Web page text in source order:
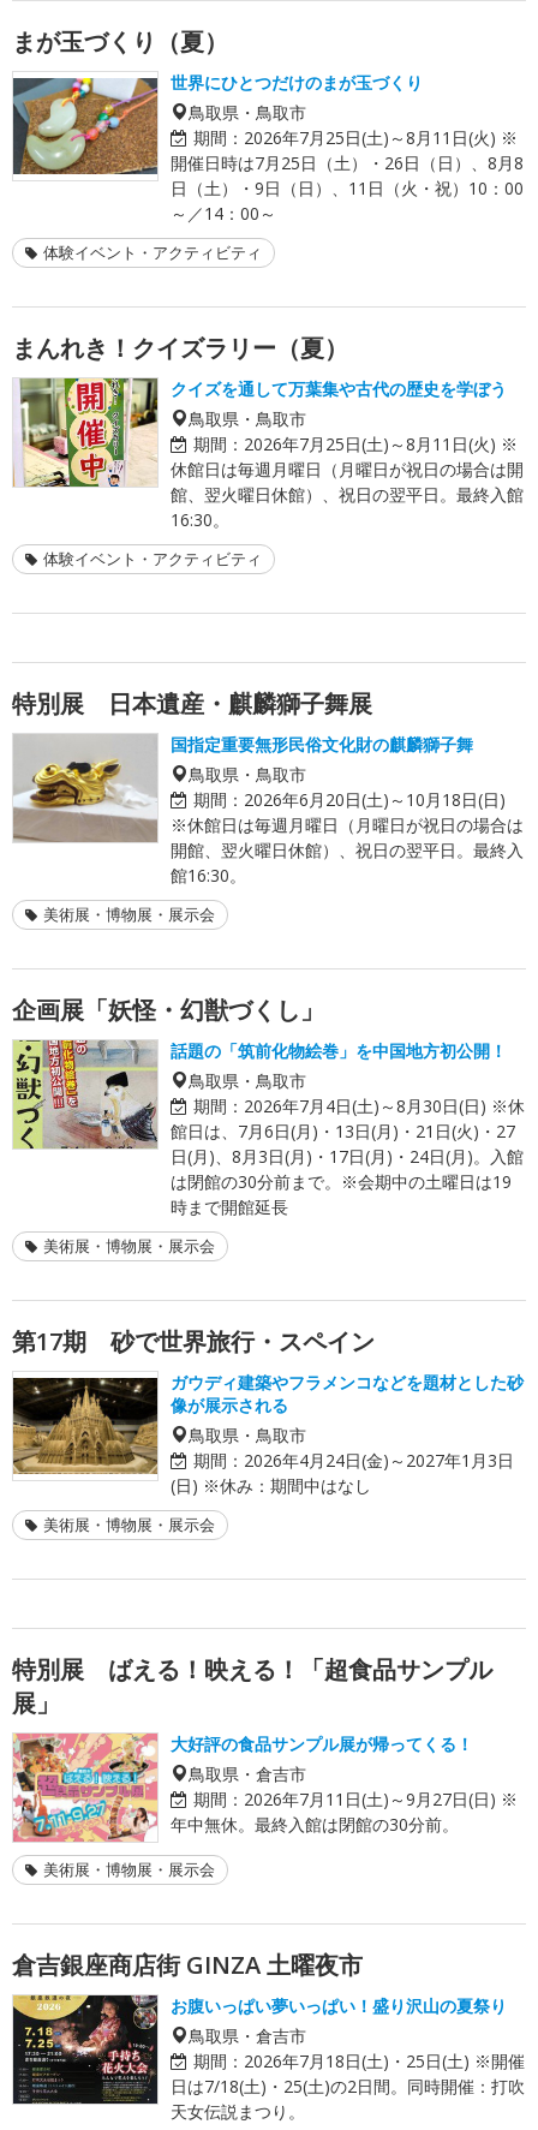
まが玉づくり（夏）
世界にひとつだけのまが玉づくり
鳥取県・鳥取市
期間： 2026年7月25日(土)～8月11日(火) ※
開催日時は7月25日（土）・26日（日）、8月8
日（土）・9日（日）、11日（火・祝）10：00
～／14：00～
体験イベント・アクティビティ
まんれき！クイズラリー（夏）
クイズを通して万葉集や古代の歴史を学ぼう
鳥取県・鳥取市
期間： 2026年7月25日(土)～8月11日(火) ※
休館日は毎週月曜日（月曜日が祝日の場合は開
館、翌火曜日休館）、祝日の翌平日。最終入館
16:30。
体験イベント・アクティビティ
特別展 日本遺産・麒麟獅子舞展
国指定重要無形民俗文化財の麒麟獅子舞
鳥取県・鳥取市
期間： 2026年6月20日(土)～10月18日(日)
※休館日は毎週月曜日（月曜日が祝日の場合は
開館、翌火曜日休館）、祝日の翌平日。最終入
館16:30。
美術展・博物展・展示会
企画展「妖怪・幻獣づくし」
話題の「筑前化物絵巻」を中国地方初公開！
鳥取県・鳥取市
期間： 2026年7月4日(土)～8月30日(日) ※休
館日は、7月6日(月)・13日(月)・21日(火)・27
日(月)、8月3日(月)・17日(月)・24日(月)。入館
は閉館の30分前まで。※会期中の土曜日は19
時まで開館延長
美術展・博物展・展示会
第17期 砂で世界旅行・スペイン
ガウディ建築やフラメンコなどを題材とした砂
像が展示される
鳥取県・鳥取市
期間： 2026年4月24日(金)～2027年1月3日
(日) ※休み：期間中はなし
美術展・博物展・展示会
特別展 ばえる！映える！「超食品サンプル
展」
大好評の食品サンプル展が帰ってくる！
鳥取県・倉吉市
期間： 2026年7月11日(土)～9月27日(日) ※
年中無休。最終入館は閉館の30分前。
美術展・博物展・展示会
倉吉銀座商店街 GINZA 土曜夜市
お腹いっぱい夢いっぱい！盛り沢山の夏祭り
鳥取県・倉吉市
期間： 2026年7月18日(土)・25日(土) ※開催
日は7/18(土)・25(土)の2日間。同時開催：打吹
天女伝説まつり。